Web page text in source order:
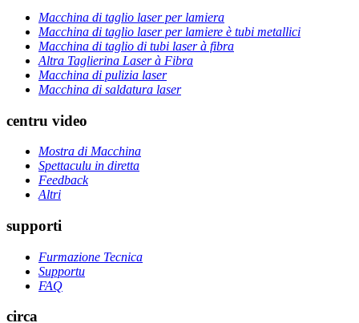
Macchina di taglio laser per lamiera
Macchina di taglio laser per lamiere è tubi metallici
Macchina di taglio di tubi laser à fibra
Altra Taglierina Laser à Fibra
Macchina di pulizia laser
Macchina di saldatura laser
centru video
Mostra di Macchina
Spettaculu in diretta
Feedback
Altri
supporti
Furmazione Tecnica
Supportu
FAQ
circa